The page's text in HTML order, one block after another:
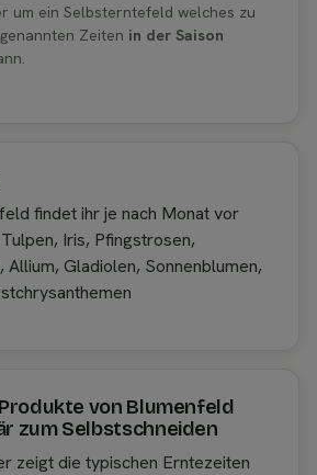
um ein Selbsterntefeld welches zu
Zeiten in der Saison
findet ihr je nach Monat vor
Iris, Pfingstrosen,
Allium, Gladiolen, Sonnenblumen,
von Blumenfeld
zum Selbstschneiden
zeigt die typischen Erntezeiten